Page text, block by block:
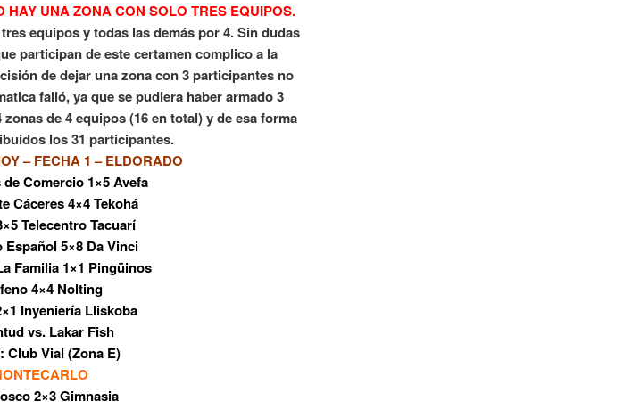
HAY UNA ZONA CON SOLO TRES EQUIPOS.
equipos y todas las demás por 4. Sin dudas
participan de este certamen complico a la
de dejar una zona con 3 participantes no
falló, ya que se pudiera haber armado 3
de 4 equipos (16 en total) y de esa forma
los 31 participantes.
– FECHA 1 –ELDORADO
Comercio 1×5 Avefa
Cáceres 4×4 Tekohá
Telecentro Tacuarí
Español 5×8 Da Vinci
Familia 1×1 Pingüinos
4×4 Nolting
Inyeniería Lliskoba
vs. Lakar Fish
Club Vial (Zona E)
2×3 Gimnasia